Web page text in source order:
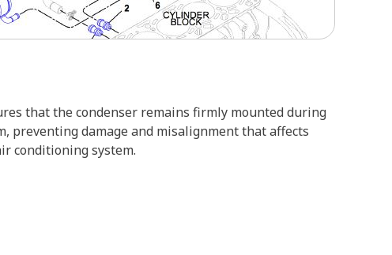
that the condenser remains firmly mounted during
preventing damage and misalignment that affects
conditioning system.